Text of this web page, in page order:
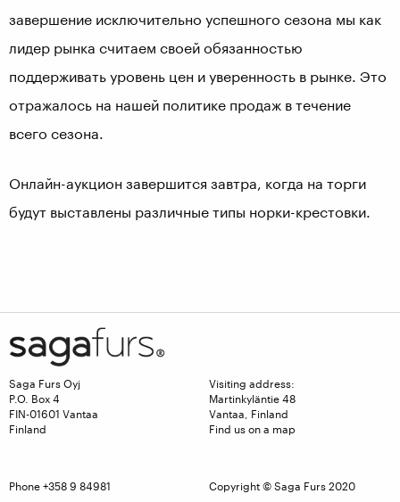
завершение исключительно успешного сезона мы как
лидер рынка считаем своей обязанностью
поддерживать уровень цен и уверенность в рынке. Это
отражалось на нашей политике продаж в течение
всего сезона.
Онлайн-аукцион завершится завтра, когда на торги
будут выставлены различные типы норки-крестовки.
Saga Furs Oyj
P.O. Box 4
FIN-01601 Vantaa
Finland
Visiting address:
Martinkyläntie 48
Vantaa, Finland
Find us on a map
Phone +358 9 84981 Copyright © Saga Furs 2020